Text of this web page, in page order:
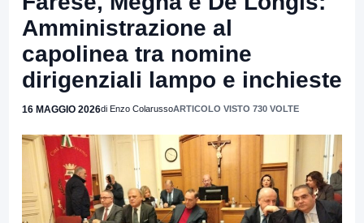
Amministrazione al
capolinea tra nomine
dirigenziali lampo e inchieste
16 MAGGIO 2026di Enzo ColarussoARTICOLO VISTO 730 VOLTE